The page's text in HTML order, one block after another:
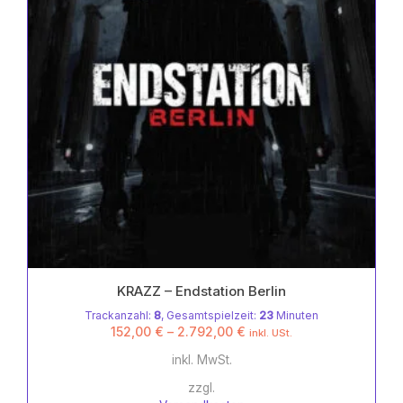
KRAZZ – Endstation Berlin
Trackanzahl: 8, Gesamtspielzeit: 23 Minuten
152,00 € – 2.792,00 € inkl. USt.
inkl. MwSt.
zzgl.